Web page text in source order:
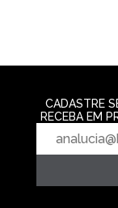
CADASTRE
RECEBA EM